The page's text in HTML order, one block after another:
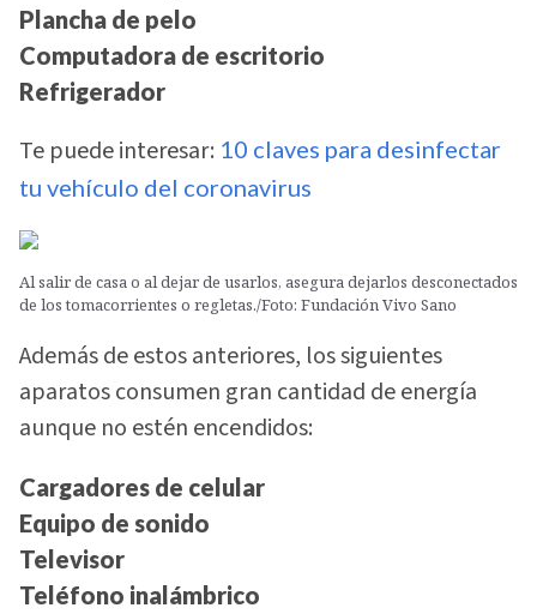
Plancha de pelo
Computadora de escritorio
Refrigerador
Te puede interesar: 10 claves para desinfectar
tu vehículo del coronavirus
Al salir de casa o al dejar de usarlos, asegura dejarlos desconectados
de los tomacorrientes o regletas./Foto: Fundación Vivo Sano
Además de estos anteriores, los siguientes
aparatos consumen gran cantidad de energía
aunque no estén encendidos:
Cargadores de celular
Equipo de sonido
Televisor
Teléfono inalámbrico